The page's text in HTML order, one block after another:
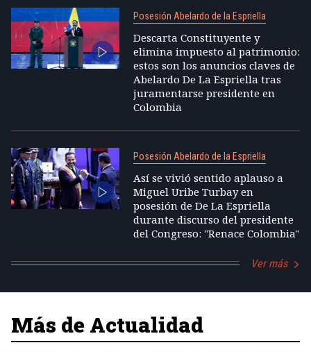
Posesión Abelardo de la Espriella
Descarta Constituyente y
elimina impuesto al patrimonio:
estos son los anuncios claves de
Abelardo De La Espriella tras
juramentarse presidente en
Colombia
Posesión Abelardo de la Espriella
Así se vivió sentido aplauso a
Miguel Uribe Turbay en
posesión de De La Espriella
durante discurso del presidente
del Congreso: "Renace Colombia"
Ver más
Más de Actualidad